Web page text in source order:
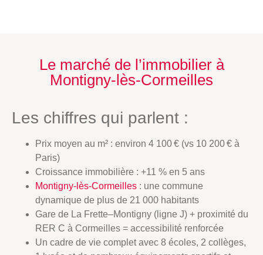
Le marché de l’immobilier à
Montigny-lès-Cormeilles
Les chiffres qui parlent :
Prix moyen au m² : environ 4 100 € (vs 10 200 € à
Paris)
Croissance immobilière : +11 % en 5 ans
Montigny-lès-Cormeilles : une commune
dynamique de plus de 21 000 habitants
Gare de La Frette–Montigny (ligne J) + proximité du
RER C à Cormeilles = accessibilité renforcée
Un cadre de vie complet avec 8 écoles, 2 collèges,